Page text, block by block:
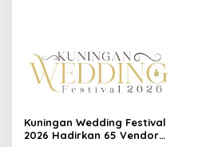
Kuningan Wedding Festival
2026 Hadirkan 65 Vendor